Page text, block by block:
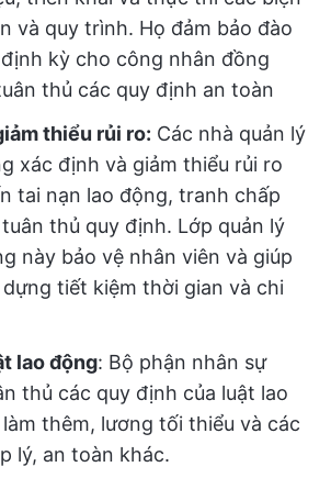
và quy trình. Họ đảm bảo đào
kỳ cho công nhân đồng
thủ các quy định an toàn
thiểu rủi ro: Các nhà quản lý
xác định và giảm thiểu rủi ro
tai nạn lao động, tranh chấp
thủ quy định. Lớp quản lý
này bảo vệ nhân viên và giúp
tiết kiệm thời gian và chi
lao động: Bộ phận nhân sự
thủ các quy định của luật lao
thêm, lương tối thiểu và các
lý, an toàn khác.